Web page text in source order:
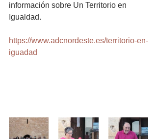
información sobre Un Territorio en
Igualdad.
https://www.adcnordeste.es/territorio-en-
iguadad